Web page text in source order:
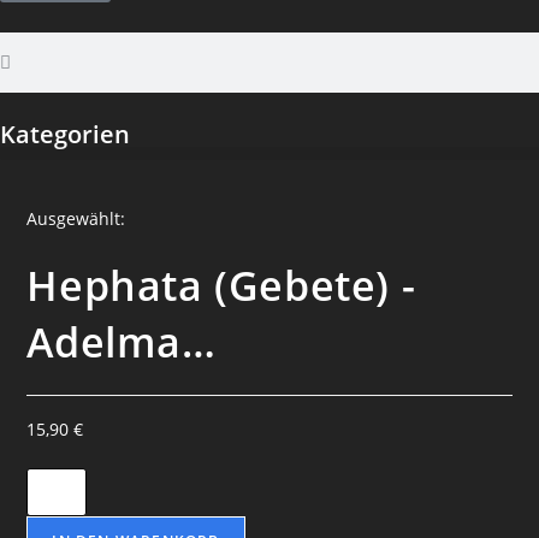
Kategorien
Ausgewählt:
Hephata (Gebete) -
Adelma…
15,90€